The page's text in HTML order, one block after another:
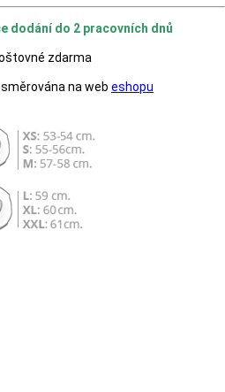
dodání do 2 pracovních dnů
zdarma
na web eshopu